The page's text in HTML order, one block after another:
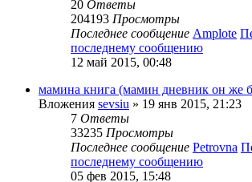
20 Ответы
204193 Просмотры
Последнее сообщение Amplote
последнему сообщению
12 май 2015, 00:48
мамина книга (мамин дневник он же
Вложения sevsiu » 19 янв 2015, 21:23
7 Ответы
33235 Просмотры
Последнее сообщение Petrovna
последнему сообщению
05 фев 2015, 15:48